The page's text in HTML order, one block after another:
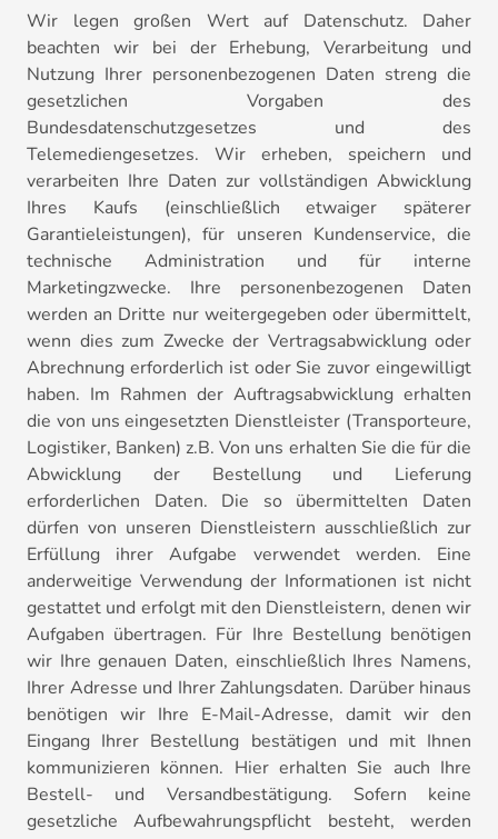
Wir legen großen Wert auf Datenschutz. Daher
beachten wir bei der Erhebung, Verarbeitung und
Nutzung Ihrer personenbezogenen Daten streng die
gesetzlichen Vorgaben des
Bundesdatenschutzgesetzes und des
Telemediengesetzes. Wir erheben, speichern und
verarbeiten Ihre Daten zur vollständigen Abwicklung
Ihres Kaufs (einschließlich etwaiger späterer
Garantieleistungen), für unseren Kundenservice, die
technische Administration und für interne
Marketingzwecke. Ihre personenbezogenen Daten
werden an Dritte nur weitergegeben oder übermittelt,
wenn dies zum Zwecke der Vertragsabwicklung oder
Abrechnung erforderlich ist oder Sie zuvor eingewilligt
haben. Im Rahmen der Auftragsabwicklung erhalten
die von uns eingesetzten Dienstleister (Transporteure,
Logistiker, Banken) z.B. Von uns erhalten Sie die für die
Abwicklung der Bestellung und Lieferung
erforderlichen Daten. Die so übermittelten Daten
dürfen von unseren Dienstleistern ausschließlich zur
Erfüllung ihrer Aufgabe verwendet werden. Eine
anderweitige Verwendung der Informationen ist nicht
gestattet und erfolgt mit den Dienstleistern, denen wir
Aufgaben übertragen. Für Ihre Bestellung benötigen
wir Ihre genauen Daten, einschließlich Ihres Namens,
Ihrer Adresse und Ihrer Zahlungsdaten. Darüber hinaus
benötigen wir Ihre E-Mail-Adresse, damit wir den
Eingang Ihrer Bestellung bestätigen und mit Ihnen
kommunizieren können. Hier erhalten Sie auch Ihre
Bestell- und Versandbestätigung. Sofern keine
gesetzliche Aufbewahrungspflicht besteht, werden